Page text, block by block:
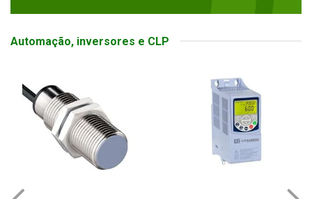
Automação, inversores e CLP